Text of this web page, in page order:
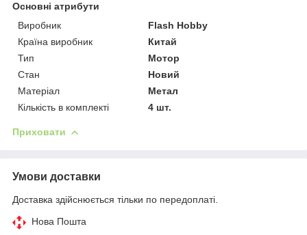
Основні атрибути
Виробник
Flash Hobby
Країна виробник
Китай
Тип
Мотор
Стан
Новий
Матеріал
Метал
Кількість в комплекті
4 шт.
Приховати
Умови доставки
Доставка здійснюється тільки по передоплаті.
Нова Пошта